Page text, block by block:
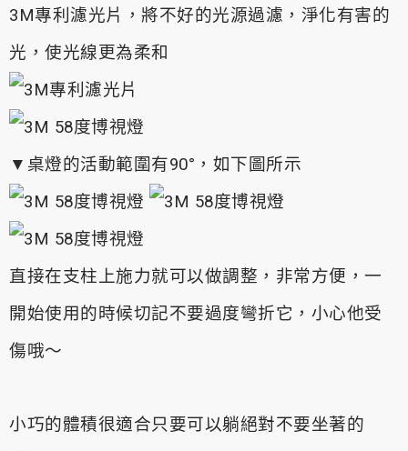
3M專利濾光片，將不好的光源過濾，淨化有害的
光，使光線更為柔和
▼桌燈的活動範圍有90°，如下圖所示
直接在支柱上施力就可以做調整，非常方便，一
開始使用的時候切記不要過度彎折它，小心他受
傷哦～
小巧的體積很適合只要可以躺絕對不要坐著的